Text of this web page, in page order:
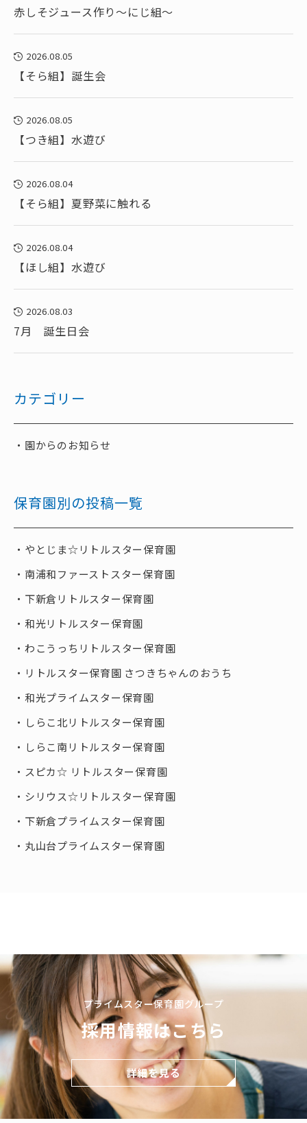
赤しそジュース作り～にじ組～
2026.08.05
【そら組】誕生会
2026.08.05
【つき組】水遊び
2026.08.04
【そら組】夏野菜に触れる
2026.08.04
【ほし組】水遊び
2026.08.03
7月 誕生日会
カテゴリー
園からのお知らせ
保育園別の投稿一覧
やとじま☆リトルスター保育園
南浦和ファーストスター保育園
下新倉リトルスター保育園
和光リトルスター保育園
わこうっちリトルスター保育園
リトルスター保育園 さつきちゃんのおうち
和光プライムスター保育園
しらこ北リトルスター保育園
しらこ南リトルスター保育園
スピカ☆ リトルスター保育園
シリウス☆リトルスター保育園
下新倉プライムスター保育園
丸山台プライムスター保育園
プライムスター保育園グループ
採用情報はこちら
詳細を見る